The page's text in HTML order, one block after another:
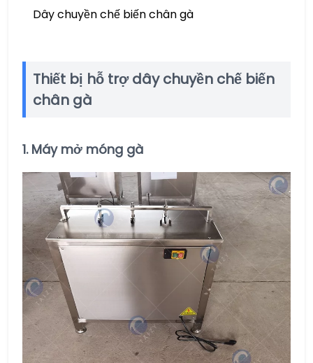
Dây chuyền chế biến chân gà
Thiết bị hỗ trợ dây chuyền chế biến
chân gà
1. Máy mở móng gà